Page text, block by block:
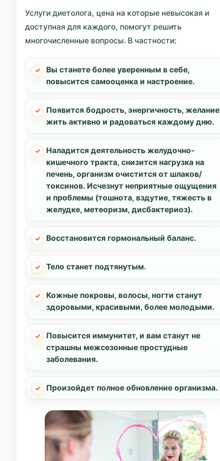
Услуги диетолога, цена на которые невысокая и
доступная для каждого, помогут решить
многочисленные вопросы. В частности:
Вы станете более уверенным в себе,
повысится самооценка и настроение.
Появится бодрость, энергичность, желание
жить активно и радоваться каждому дню.
Наладится деятельность желудочно-
кишечного тракта, снизится нагрузка на
печень, организм очистится от шлаков/
токсинов. Исчезнут неприятные ощущения
и проблемы (тошнота, вздутие, тяжесть в
желудке, метеоризм, дисбактериоз).
Восстановится гормональный баланс.
Тело станет подтянутым.
Кожные покровы, волосы, ногти станут
здоровыми, красивыми, более молодыми.
Повысится иммунитет, и вам станут не
страшны межсезонные простудные
заболевания.
Произойдет полное обновление организма.